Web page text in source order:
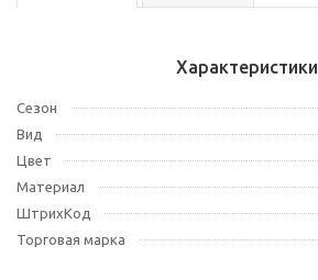
Характеристики
Сезон
Вид
Цвет
Материал
ШтрихКод
Торговая марка